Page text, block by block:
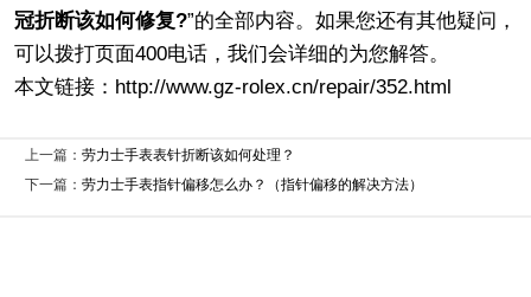
冠折断该如何修复?”的全部内容。如果您还有其他疑问，
可以拨打页面400电话，我们会详细的为您解答。
本文链接：http://www.gz-rolex.cn/repair/352.html
上一篇： 劳力士手表表针折断该如何处理？
下一篇： 劳力士手表指针偏移怎么办？（指针偏移的解决方法）